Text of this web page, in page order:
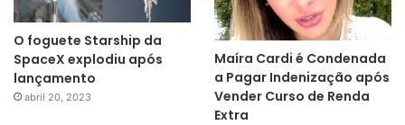
O foguete Starship da
SpaceX explodiu após
lançamento
abril 20, 2023
Maíra Cardi é Condenada
a Pagar Indenização após
Vender Curso de Renda
Extra